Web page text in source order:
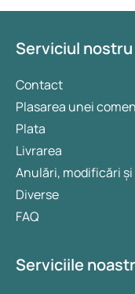
tratament mai
Serviciul
Contact
Plasarea unei
Plata
Livrarea
Anulări, modificări
Diverse
FAQ
Serviciile